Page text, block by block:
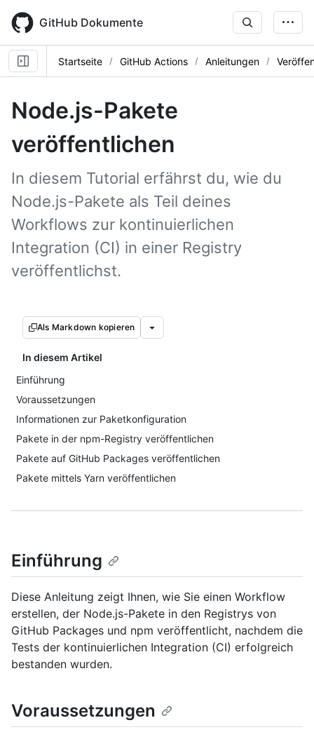
main
content
GitHub Dokumente
Startseite GitHub Actions Anleitungen
Node.js-Pakete
veröffentlichen
In diesem Tutorial erfährst du, wie du
Node.js-Pakete als Teil deines
Workflows zur kontinuierlichen
Integration (CI) in einer Registry
veröffentlichst.
Als Markdown kopieren
In diesem Artikel
Einführung
Voraussetzungen
Informationen zur Paketkonfiguration
Pakete in der npm-Registry veröffentlichen
Pakete auf GitHub Packages veröffentlichen
Pakete mittels Yarn veröffentlichen
Einführung
Diese Anleitung zeigt Ihnen, wie Sie einen Workflow
erstellen, der Node.js-Pakete in den Registrys von
GitHub Packages und npm veröffentlicht, nachdem die
Tests der kontinuierlichen Integration (CI) erfolgreich
bestanden wurden.
Voraussetzungen